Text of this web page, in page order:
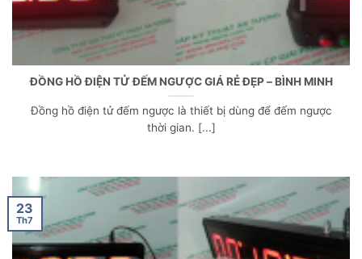
ĐỒNG HỒ ĐIỆN TỬ ĐẾM NGƯỢC GIÁ RẺ ĐẸP – BÌNH MINH
Đồng hồ điện tử đếm ngược là thiết bị dùng để đếm ngược
thời gian. [...]
23
Th7